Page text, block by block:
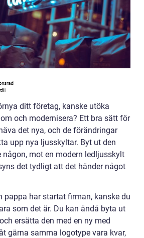
ditt företag, kanske utöka
och modernisera? Ett bra sätt för
det nya, och de förändringar
upp nya ljusskyltar. Byt ut den
någon, mot en modern ledljusskylt
det tydligt att det händer något
pappa har startat firman, kanske du
som det är. Du kan ändå byta ut
ersätta den med en ny med
gärna samma logotype vara kvar,